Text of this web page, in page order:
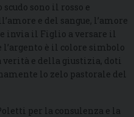
sono il rosso e
e del sangue, l’amore
invia il Figlio a versare il
è il colore simbolo
e della giustizia, doti
lo zelo pastorale del
per la consulenza e la